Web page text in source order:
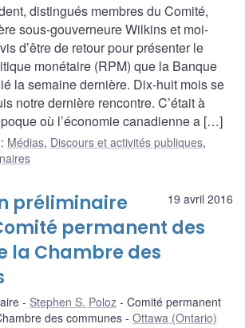
distingués membres du Comité,
sous-gouverneure Wilkins et moi-
d’être de retour pour présenter le
monétaire (RPM) que la Banque
la semaine dernière. Dix-huit mois se
notre dernière rencontre. C’était à
où l’économie canadienne a […]
: Médias, Discours et activités publiques,
19 avril 2016
préliminaire
permanent des
la Chambre des
Stephen S. Poloz
Comité permanent
des communes
Ottawa (Ontario)